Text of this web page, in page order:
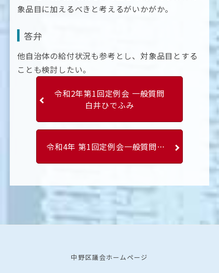
象品目に加えるべきと考えるがいかがか。
答弁
他自治体の給付状況も参考とし、対象品目とする
ことも検討したい。
令和2年第1回定例会 一般質問
白井ひでふみ
令和4年 第1回定例会一般質問 平山英明
中野区議会ホームページ